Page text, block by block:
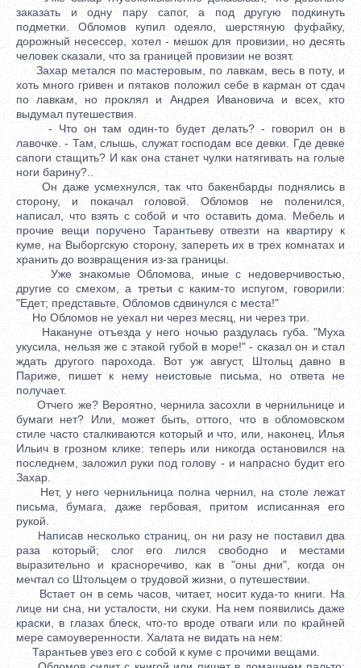
заказать и одну пару сапог, а под другую подкинуть
подметки. Обломов купил одеяло, шерстяную фуфайку,
дорожный несессер, хотел - мешок для провизии, но десять
человек сказали, что за границей провизии не возят.
Захар метался по мастеровым, по лавкам, весь в поту, и
хоть много гривен и пятаков положил себе в карман от сдач
по лавкам, но проклял и Андрея Ивановича и всех, кто
выдумал путешествия.
- Что он там один-то будет делать? - говорил он в
лавочке. - Там, слышь, служат господам все девки. Где девке
сапоги стащить? И как она станет чулки натягивать на голые
ноги барину?..
Он даже усмехнулся, так что бакенбарды поднялись в
сторону, и покачал головой. Обломов не поленился,
написал, что взять с собой и что оставить дома. Мебель и
прочие вещи поручено Тарантьеву отвезти на квартиру к
куме, на Выборгскую сторону, запереть их в трех комнатах и
хранить до возвращения из-за границы.
Уже знакомые Обломова, иные с недоверчивостью,
другие со смехом, а третьи с каким-то испугом, говорили:
"Едет; представьте, Обломов сдвинулся с места!"
Но Обломов не уехал ни через месяц, ни через три.
Накануне отъезда у него ночью раздулась губа. "Муха
укусила, нельзя же с этакой губой в море!" - сказал он и стал
ждать другого парохода. Вот уж август, Штольц давно в
Париже, пишет к нему неистовые письма, но ответа не
получает.
Отчего же? Вероятно, чернила засохли в чернильнице и
бумаги нет? Или, может быть, оттого, что в обломовском
стиле часто сталкиваются который и что, или, наконец, Илья
Ильич в грозном клике: теперь или никогда остановился на
последнем, заложил руки под голову - и напрасно будит его
Захар.
Нет, у него чернильница полна чернил, на столе лежат
письма, бумага, даже гербовая, притом исписанная его
рукой.
Написав несколько страниц, он ни разу не поставил два
раза который; слог его лился свободно и местами
выразительно и красноречиво, как в "оны дни", когда он
мечтал со Штольцем о трудовой жизни, о путешествии.
Встает он в семь часов, читает, носит куда-то книги. На
лице ни сна, ни усталости, ни скуки. На нем появились даже
краски, в глазах блеск, что-то вроде отваги или по крайней
мере самоуверенности. Халата не видать на нем:
Тарантьев увез его с собой к куме с прочими вещами.